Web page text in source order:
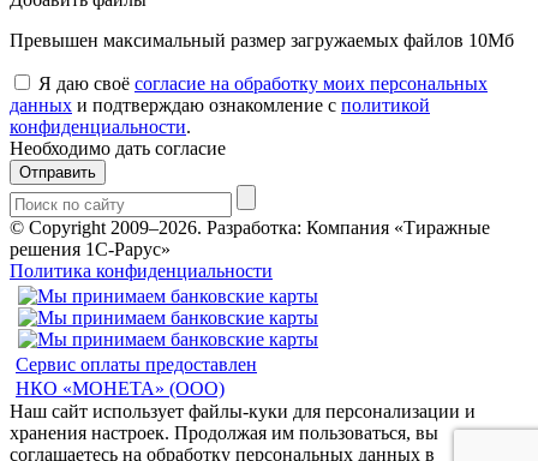
Превышен максимальный размер загружаемых файлов 10Мб
Я даю своё согласие на обработку моих персональных
данных и подтверждаю ознакомление с политикой
конфиденциальности.
Необходимо дать согласие
Отправить
© Copyright 2009–2026. Разработка: Компания «Тиражные
решения 1С-Рарус»
Политика конфиденциальности
Сервис оплаты предоставлен
НКО «МОНЕТА» (ООО)
Наш сайт использует файлы-куки для персонализации и
хранения настроек. Продолжая им пользоваться, вы
соглашаетесь на обработку персональных данных в